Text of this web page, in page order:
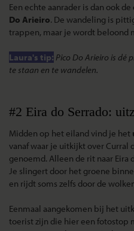
Een echte aanrader is dan ook de
Do Arieiro. De wandeling is
trappen, maar je wordt beloond
Laura's tip: Pico Do Arieiro is dé
te staan en te wandelen.
#2 Eira do Serrado:
Midden op het eiland vind je het
vanaf waar je uitkijkt over Curral
genoemd. Alleen de rit naar Eira
Je slingert door het groene
en rijdt soms zelfs door de
Eenmaal aangekomen bij het
toerist zijn die hier een fotostop